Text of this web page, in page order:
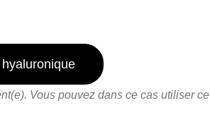
Vous pouvez dans ce cas utiliser ce